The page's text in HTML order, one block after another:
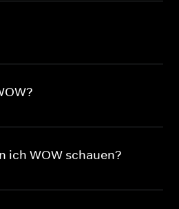
ich WOW schauen?